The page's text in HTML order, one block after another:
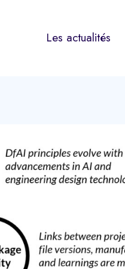
Les actualités